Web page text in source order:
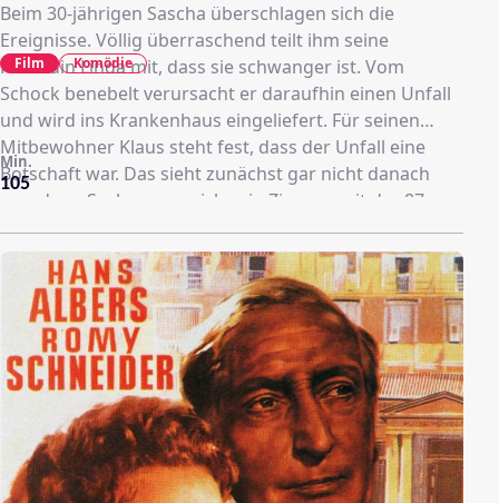
Beim 30-jährigen Sascha überschlagen sich die
Ereignisse. Völlig überraschend teilt ihm seine
Freundin Linda mit, dass sie schwanger ist. Vom
Schock benebelt verursacht er daraufhin einen Unfall
und wird ins Krankenhaus eingeliefert. Für seinen
Mitbewohner Klaus steht fest, dass der Unfall eine
Botschaft war. Das sieht zunächst gar nicht danach
aus, denn Sacha muss sich sein Zimmer mit der 87-
jährigen Ella teilen, die ihm mächtig auf die Nerven
geht. Doch als er mitbekommt, dass die alte Dame zu
einer unnötigen Operation gedrängt wird flieht er
kurzerhand mit Ella aus dem Krankenhaus. Nach der
Flucht lernen sich die beiden näher kennen und Ella
offenbart Sascha ein altes Geheimnis: Sie sehnt sich
nach ihrer großen Jungendliebe Jason. Zusammen mit
Klaus begeben sich die drei spontan auf eine
abenteuerliche Reise nach Paris, um Ellas Traum
Wirklichkeit werden zu lassen...
105
Min.
Film Komödie